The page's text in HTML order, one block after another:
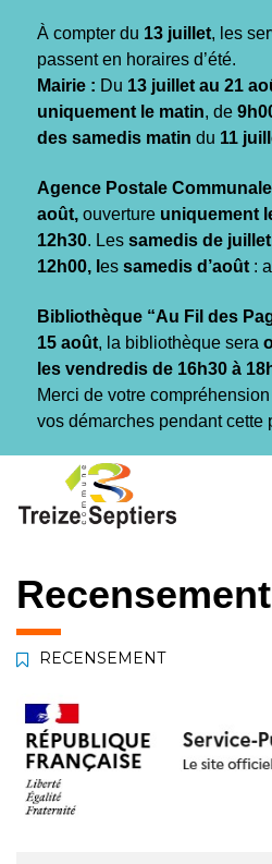
À compter du 13 juillet, les
passent en horaires d’été.
Mairie : Du 13 juillet au 21
uniquement le matin, de
des samedis matin du 11
Agence Postale
août, ouverture uniquement
12h30. Les samedis de juillet
12h00, l es samedis d’août :
Bibliothèque “Au Fil des
15 août, la bibliothèque sera
les vendredis de 16h30 à
Merci de votre
vos démarches pendant cette
contenu
pied
RECENSEMENT